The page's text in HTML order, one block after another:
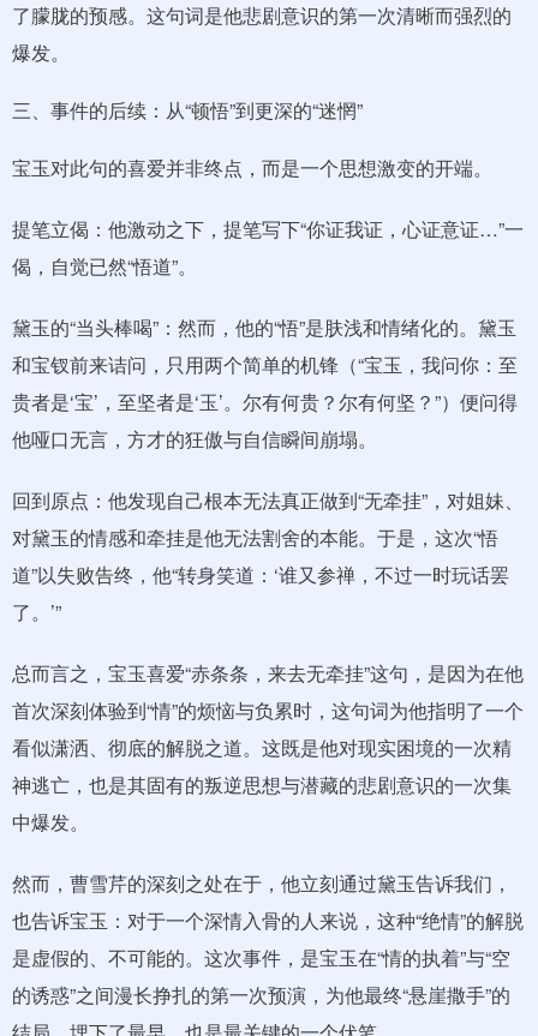
了朦胧的预感。这句词是他悲剧意识的第一次清晰而强烈的
爆发。
三、事件的后续：从“顿悟”到更深的“迷惘”
宝玉对此句的喜爱并非终点，而是一个思想激变的开端。
提笔立偈：他激动之下，提笔写下“你证我证，心证意证…”一
偈，自觉已然“悟道”。
黛玉的“当头棒喝”：然而，他的“悟”是肤浅和情绪化的。黛玉
和宝钗前来诘问，只用两个简单的机锋（“宝玉，我问你：至
贵者是‘宝’，至坚者是‘玉’。尔有何贵？尔有何坚？”）便问得
他哑口无言，方才的狂傲与自信瞬间崩塌。
回到原点：他发现自己根本无法真正做到“无牵挂”，对姐妹、
对黛玉的情感和牵挂是他无法割舍的本能。于是，这次“悟
道”以失败告终，他“转身笑道：‘谁又参禅，不过一时玩话罢
了。’”
总而言之，宝玉喜爱“赤条条，来去无牵挂”这句，是因为在他
首次深刻体验到“情”的烦恼与负累时，这句词为他指明了一个
看似潇洒、彻底的解脱之道。这既是他对现实困境的一次精
神逃亡，也是其固有的叛逆思想与潜藏的悲剧意识的一次集
中爆发。
然而，曹雪芹的深刻之处在于，他立刻通过黛玉告诉我们，
也告诉宝玉：对于一个深情入骨的人来说，这种“绝情”的解脱
是虚假的、不可能的。这次事件，是宝玉在“情的执着”与“空
的诱惑”之间漫长挣扎的第一次预演，为他最终“悬崖撒手”的